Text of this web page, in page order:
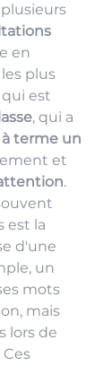
plusieurs
en
plus
qui est
, qui a
terme un
et
.
est la
d'une
un
mots
mais
lors de